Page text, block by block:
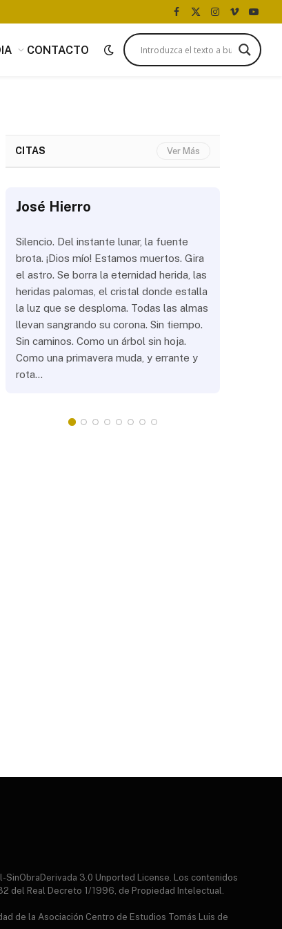
Facebook
X
(Twitter)
Instagram
Vimeo
CONTACTO
CITAS Ver Más
José Hierro
Silencio. Del instante lunar, la fuente
brota. ¡Dios mío! Estamos muertos. Gira
el astro. Se borra la eternidad herida, las
heridas palomas, el cristal donde estalla
la luz que se desploma. Todas las almas
llevan sangrando su corona. Sin tiempo.
Sin caminos. Como un árbol sin hoja.
Como una primavera muda, y errante y
rota…
3.0 Unported License. Los contenidos
del Real Decreto 1/1996, de Propiedad Intelectual.
de la Asociación Centro de Estudios Tomás Luis de